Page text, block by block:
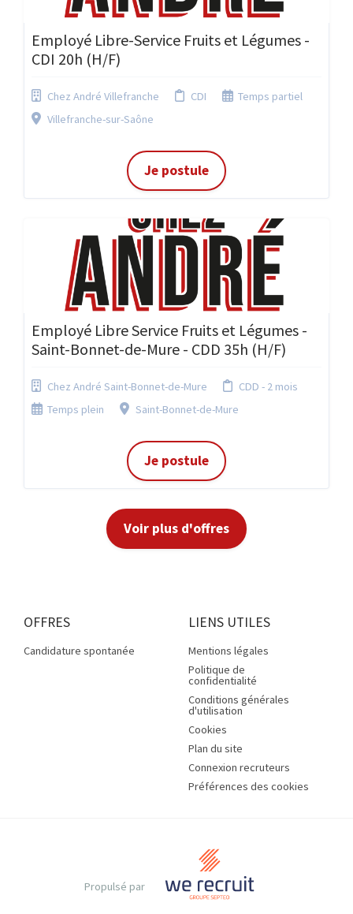
Employé Libre-Service Fruits et Légumes -
CDI 20h (H/F)
Chez André Villefranche CDI
Temps partiel
Villefranche-sur-Saône
Je postule
Employé Libre Service Fruits et Légumes -
Saint-Bonnet-de-Mure - CDD 35h (H/F)
Chez André Saint-Bonnet-de-Mure
CDD - 2 mois
Temps plein
Saint-Bonnet-de-Mure
Je postule
Voir plus d'offres
OFFRES
Candidature spontanée
LIENS UTILES
Mentions légales
Politique de
confidentialité
Conditions générales
d'utilisation
Cookies
Plan du site
Connexion recruteurs
Préférences des cookies
Propulsé par